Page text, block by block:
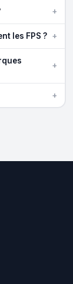
+
les FPS ? +
+
+